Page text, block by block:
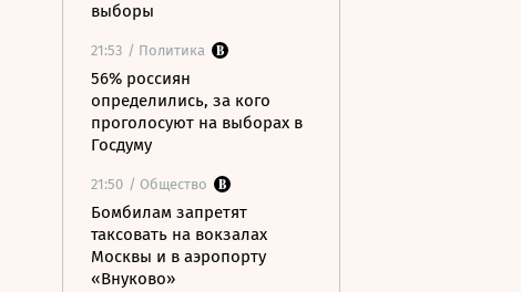
выборы
21:53 / Политика
56% россиян
определились, за кого
проголосуют на выборах в
Госдуму
21:50 / Общество
Бомбилам запретят
таксовать на вокзалах
Москвы и в аэропорту
«Внуково»